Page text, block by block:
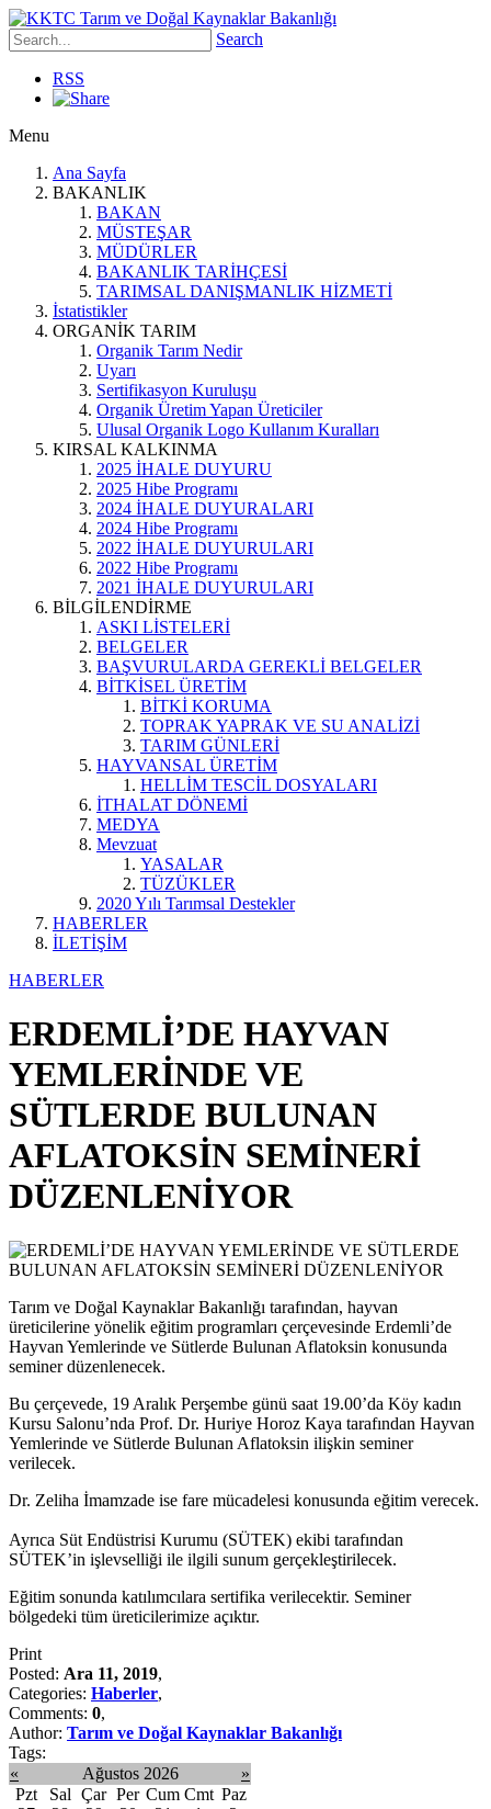
Search
RSS
Menu
Ana Sayfa
BAKANLIK
BAKAN
MÜSTEŞAR
MÜDÜRLER
BAKANLIK TARİHÇESİ
TARIMSAL DANIŞMANLIK HİZMETİ
İstatistikler
ORGANİK TARIM
Organik Tarım Nedir
Uyarı
Sertifikasyon Kuruluşu
Organik Üretim Yapan Üreticiler
Ulusal Organik Logo Kullanım Kuralları
KIRSAL KALKINMA
2025 İHALE DUYURU
2025 Hibe Programı
2024 İHALE DUYURALARI
2024 Hibe Programı
2022 İHALE DUYURULARI
2022 Hibe Programı
2021 İHALE DUYURULARI
BİLGİLENDİRME
ASKI LİSTELERİ
BELGELER
BAŞVURULARDA GEREKLİ BELGELER
BİTKİSEL ÜRETİM
BİTKİ KORUMA
TOPRAK YAPRAK VE SU ANALİZİ
TARIM GÜNLERİ
HAYVANSAL ÜRETİM
HELLİM TESCİL DOSYALARI
İTHALAT DÖNEMİ
MEDYA
Mevzuat
YASALAR
TÜZÜKLER
2020 Yılı Tarımsal Destekler
HABERLER
İLETİŞİM
HABERLER
ERDEMLİ’DE HAYVAN
YEMLERİNDE VE
SÜTLERDE BULUNAN
AFLATOKSİN SEMİNERİ
DÜZENLENİYOR
Tarım ve Doğal Kaynaklar Bakanlığı tarafından, hayvan
üreticilerine yönelik eğitim programları çerçevesinde Erdemli’de
Hayvan Yemlerinde ve Sütlerde Bulunan Aflatoksin konusunda
seminer düzenlenecek.
Bu çerçevede, 19 Aralık Perşembe günü saat 19.00’da Köy kadın
Kursu Salonu’nda Prof. Dr. Huriye Horoz Kaya tarafından Hayvan
Yemlerinde ve Sütlerde Bulunan Aflatoksin ilişkin seminer
verilecek.
Dr. Zeliha İmamzade ise fare mücadelesi konusunda eğitim verecek.
Ayrıca Süt Endüstrisi Kurumu (SÜTEK) ekibi tarafından
SÜTEK’in işlevselliği ile ilgili sunum gerçekleştirilecek.
Eğitim sonunda katılımcılara sertifika verilecektir. Seminer
bölgedeki tüm üreticilerimize açıktır.
Print
Posted: Ara 11, 2019,
Categories: Haberler,
Comments: 0,
Author: Tarım ve Doğal Kaynaklar Bakanlığı
Tags:
«
Ağustos 2026
»
Pzt
Sal Çar Per Cum Cmt Paz